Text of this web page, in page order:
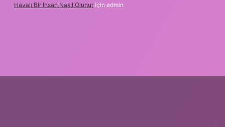
Havalı Bir Insan Nasıl Olunur için admin